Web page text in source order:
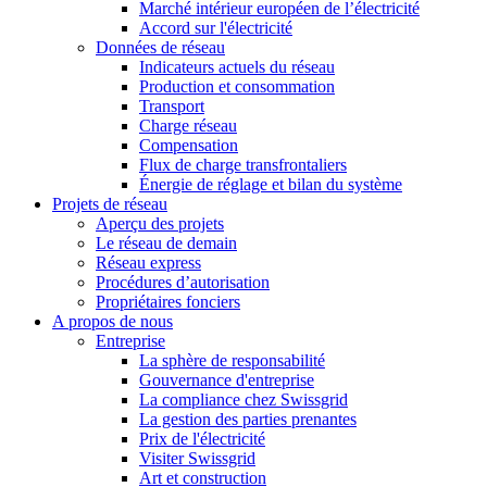
Marché intérieur européen de l’électricité
Accord sur l'électricité
Données de réseau
Indicateurs actuels du réseau
Production et consommation
Transport
Charge réseau
Compensation
Flux de charge transfrontaliers
Énergie de réglage et bilan du système
Projets de réseau
Aperçu des projets
Le réseau de demain
Réseau express
Procédures d’autorisation
Propriétaires fonciers
A propos de nous
Entreprise
La sphère de responsabilité
Gouvernance d'entreprise
La compliance chez Swissgrid
La gestion des parties prenantes
Prix de l'électricité
Visiter Swissgrid
Art et construction